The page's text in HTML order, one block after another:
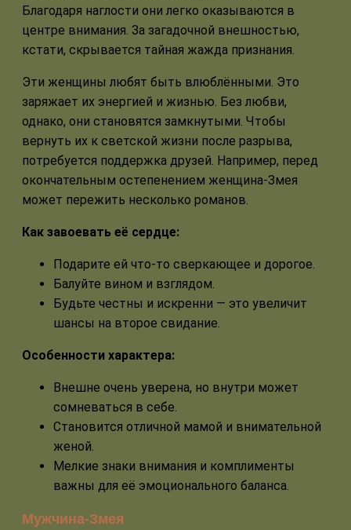
Благодаря наглости они легко оказываются в
центре внимания. За загадочной внешностью,
кстати, скрывается тайная жажда признания.
Эти женщины любят быть влюблёнными. Это
заряжает их энергией и жизнью. Без любви,
однако, они становятся замкнутыми. Чтобы
вернуть их к светской жизни после разрыва,
потребуется поддержка друзей. Например, перед
окончательным остепенением женщина-Змея
может пережить несколько романов.
Как завоевать её сердце:
Подарите ей что-то сверкающее и дорогое.
Балуйте вином и взглядом.
Будьте честны и искренни — это увеличит
шансы на второе свидание.
Особенности характера:
Внешне очень уверена, но внутри может
сомневаться в себе.
Становится отличной мамой и внимательной
женой.
Мелкие знаки внимания и комплименты
важны для её эмоционального баланса.
Мужчина-Змея